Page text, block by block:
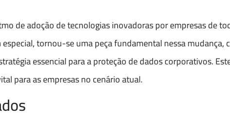
de adoção de tecnologias inovadoras por empresas de
tornou-se uma peça fundamental nessa mudança,
essencial para a proteção de dados corporativos.
para as empresas no cenário atual.